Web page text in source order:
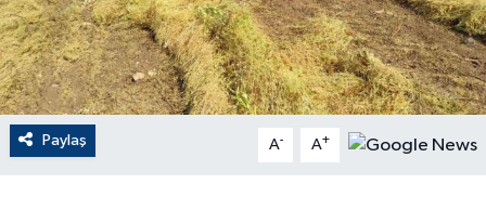
Paylaş A- A+
EKONOMİ
English News
Finans